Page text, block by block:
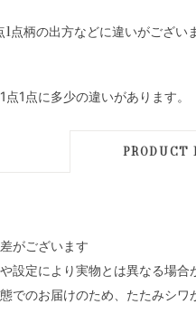
点柄の出方などに違いがござい
1点に多少の違いがあります。
PRODUCT
がございます
設定により実物とは異なる場合
でのお届けのため、たたみシワ